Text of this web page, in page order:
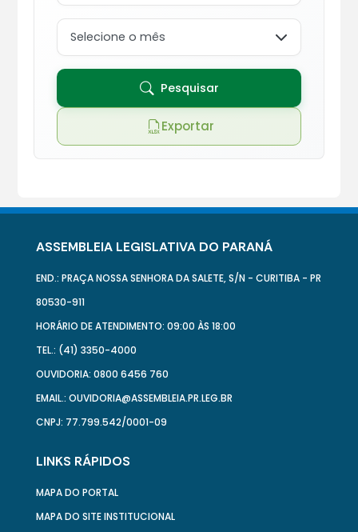
Selecione o mês
Pesquisar
Exportar
ASSEMBLEIA LEGISLATIVA DO PARANÁ
END.: PRAÇA NOSSA SENHORA DA SALETE, S/N - CURITIBA - PR
80530-911
HORÁRIO DE ATENDIMENTO: 09:00 ÀS 18:00
TEL.: (41) 3350-4000
OUVIDORIA: 0800 6456 760
EMAIL.: OUVIDORIA@ASSEMBLEIA.PR.LEG.BR
CNPJ: 77.799.542/0001-09
LINKS RÁPIDOS
MAPA DO PORTAL
MAPA DO SITE INSTITUCIONAL